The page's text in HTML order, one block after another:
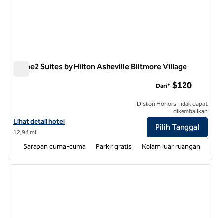
Home2 Suites by Hilton Asheville Biltmore Village
Lihat detail hotel untuk Home2 Suites by Hilton Asheville Biltmore
Lihat detail hotel
12,94 mil
Dari* $120
Diskon Honors Tidak dapat
dikembalikan
Pilih Tanggal
Sarapan cuma-cuma Parkir gratis Kolam luar ruangan
1 dari 12